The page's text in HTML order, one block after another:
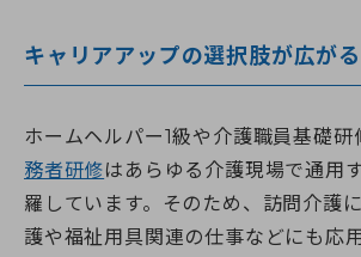
キャリアアップの選択肢が広がる
ホームヘルパー1級や介護職員基礎研
務者研修はあらゆる介護現場で通用
羅しています。そのため、訪問介護
護や福祉用具関連の仕事などにも応